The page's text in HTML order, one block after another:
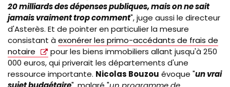
20 milliards des dépenses publiques, mais on ne sait
jamais vraiment trop comment", juge aussi le directeur
d'Asterès. Et de pointer en particulier la mesure
consistant à exonérer les primo-accédants de frais de
notaire
pour les biens immobiliers allant jusqu'à 250
000 euros, qui priverait les départements d'une
ressource importante. Nicolas Bouzou évoque "un vrai